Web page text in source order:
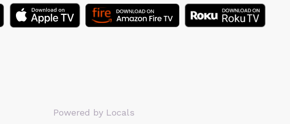
Powered by Locals